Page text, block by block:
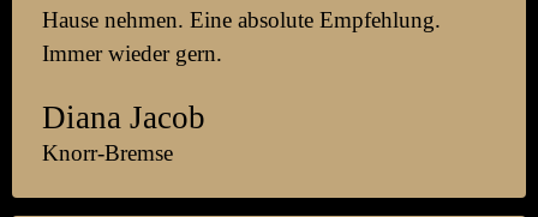
Hause nehmen. Eine absolute Empfehl­ung.
Immer wieder gern.
Diana Jacob
Knorr-Bremse